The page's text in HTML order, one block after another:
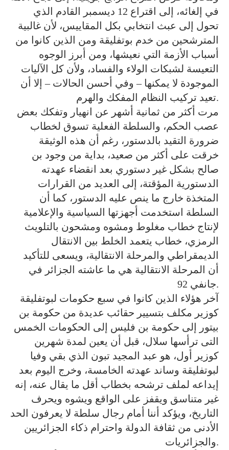
في إلغائه، إلى اقتراع 12 ديسمبر القادم الذي
تحول إلى عبث انتخابي بكل المقاييس، لأن غالبية
المترشحين من خدم بوتفليقة ومن الذين كانوا من
أسباب الأزمة التي نعيشها، ومن أبرز الوجوه
التعيسة لشبكات الولاء والفساد، ولأن كل الآليات
الموجودة لا يمكنها – وفي أحسن الحالات – إلا أن
تعيد تركيب النظام المفكك والهرم.
مرت أكثر من ثمانية أشهر عن انهيار وتفكك بعض
عصب الحكم، والسلطة الفعلية تسوق لخطاب
ضرورة التقيد بالدستور، رغم أن هذه الوثيقة
خرقت على أكثر من صعيد، بداية من وجود بن
صالح بشكل غير دستوري بعد انقضاء عهدته
الدستورية المؤقتة، إلى العديد من القرارات
المتخذة خارج ما ينص عليه الدستور، كما أن
السلطة استخدمت أجهزتها السياسية والإعلامية
لإنتاج خطاب مغلوط ومشوه ومشحون بالتلويث
الرمزي، خطاب يتعمد الخلط بين الانتقال
الديمقراطي والمرحلة الانتقالية، ويسعى للتأكيد
أن المرحلة الانتقالية هي ما عاشته الجزائر في
جانفي 92.
آخر هؤلاء الذين كانوا في سبع حكومات لبوتفليقة
كوزير مكلف بتسيير حقائب عديدة من حكومة بن
بيتور إلى حكومة بن فليس إلى الحكومات الخمس
التى ترأسها سلال، قبل أن يعين لمدة شهرين
كوزير أول، هو عبد المجيد تبون الذي بقي وفيا
لبوتفليقة وساند عهدته الخامسة، وخرج اليوم بعد
إيداعه لملف ترشحه بخطاب أقل ما يقال عنه، إنه
غير متناسق ويقفز على الواقع ويشوه ويحرف
التاريخ، ويؤكد أننا أمام رجال سلطة لا يعرفون الحد
الأدنى من ثقافة الدولة واحترام ذكاء الجزائريين
والجزائريات.